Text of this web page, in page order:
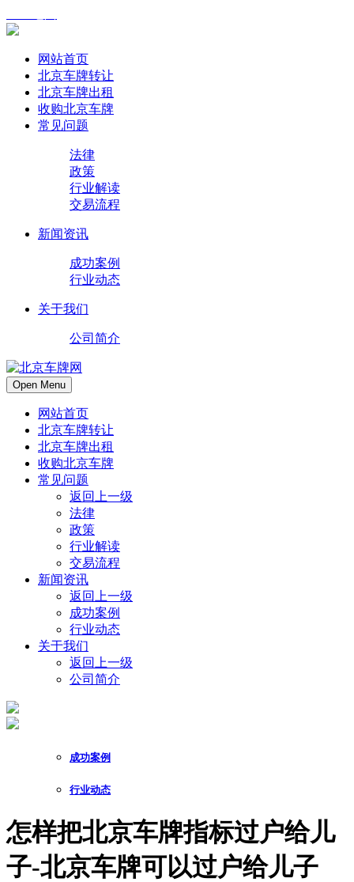
网站首页
北京车牌转让
北京车牌出租
收购北京车牌
常见问题
法律
政策
行业解读
交易流程
新闻资讯
成功案例
行业动态
关于我们
公司简介
Open Menu
网站首页
北京车牌转让
北京车牌出租
收购北京车牌
常见问题
返回上一级
法律
政策
行业解读
交易流程
新闻资讯
返回上一级
成功案例
行业动态
关于我们
返回上一级
公司简介
成功案例
行业动态
怎样把北京车牌指标过户给儿
子-北京车牌可以过户给儿子